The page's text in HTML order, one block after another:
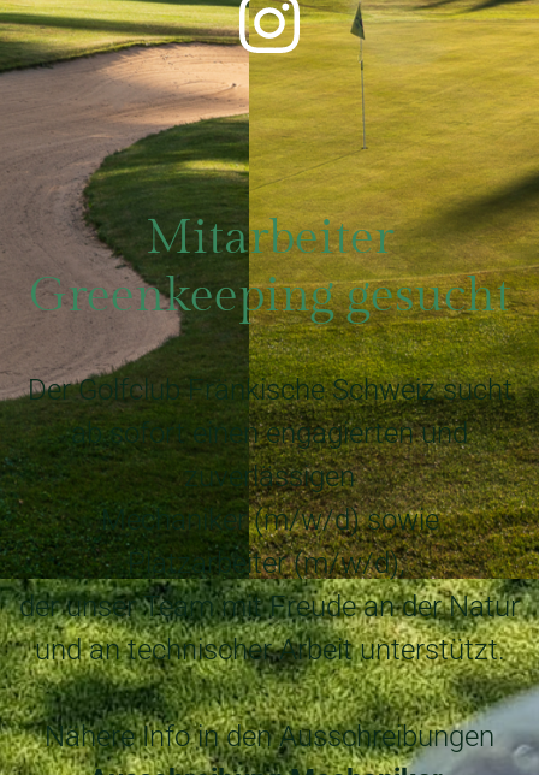
Mitarbeiter
Greenkeeping gesucht
Der Golfclub Fränkische Schweiz sucht
ab sofort einen engagierten und
zuverlässigen
Mechaniker (m/w/d) sowie
Platzarbeiter (m/w/d),
der unser Team mit Freude an der Natur
und an technischer Arbeit unterstützt.
Nähere Info in den Ausschreibungen